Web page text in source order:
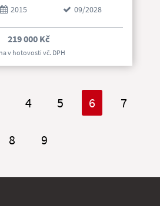
2015 09/2028
219 000 Kč
v hotovosti vč. DPH
4 5 6 7
8 9